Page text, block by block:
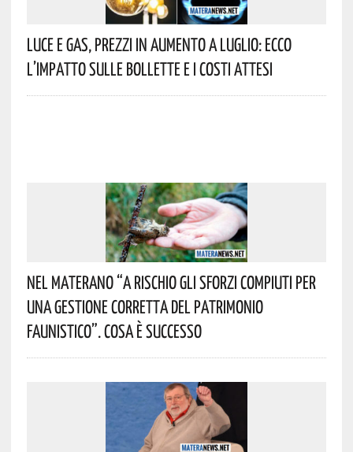
Luce E Gas, Prezzi In Aumento A Luglio: Ecco
L’impatto Sulle Bollette E I Costi Attesi
Nel Materano “a Rischio Gli Sforzi Compiuti Per
Una Gestione Corretta Del Patrimonio
Faunistico”. Cosa È Successo